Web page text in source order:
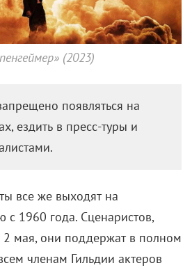
(2023)
появляться на
ездить в пресс-туры и
все же выходят на
с 1960 года. Сценаристов,
2 мая, они поддержат в полном
членам Гильдии актеров